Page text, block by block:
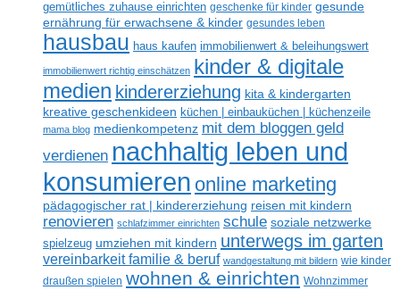
gemütliches zuhause einrichten geschenke für kinder gesunde
ernährung für erwachsene & kinder gesundes leben
hausbau haus kaufen immobilienwert & beleihungswert
immobilienwert richtig einschätzen kinder & digitale
medien kindererziehung kita & kindergarten
kreative geschenkideen küchen | einbauküchen | küchenzeile
mama blog medienkompetenz mit dem bloggen geld
verdienen nachhaltig leben und
konsumieren online marketing
pädagogischer rat | kindererziehung reisen mit kindern
renovieren schlafzimmer einrichten schule soziale netzwerke
spielzeug umziehen mit kindern unterwegs im garten
vereinbarkeit familie & beruf wandgestaltung mit bildern wie kinder
draußen spielen wohnen & einrichten Wohnzimmer